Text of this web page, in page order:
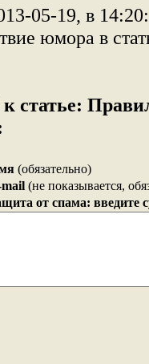
05-19, в
юмора в
статье:
(обязательно)
(не показывается,
от спама: введите